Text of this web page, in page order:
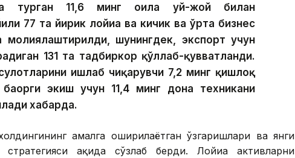
турган 11,6 минг оила уй-жой билан
77 та йирик лойиҳа ва кичик ва ўрта бизнес
молиялаштирилди, шунингдек, экспорт учун
131 та тадбиркор қўллаб-қувватланди.
ишлаб чиқарувчи 7,2 минг қишлоқ
экиш учун 11,4 минг дона техникани
хабарда.
амалга оширилаётган ўзгаришлари ва янги
ҳақида сўзлаб берди. Лойиҳа активларни